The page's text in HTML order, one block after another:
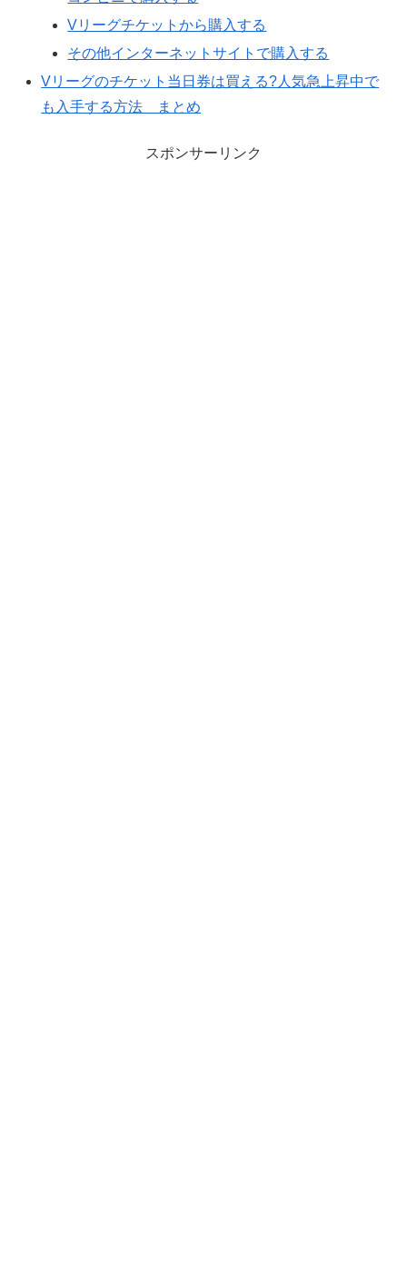
Vリーグチケットから購入する
その他インターネットサイトで購入する
Vリーグのチケット当日券は買える?人気急上昇中で
も入手する方法 まとめ
スポンサーリンク